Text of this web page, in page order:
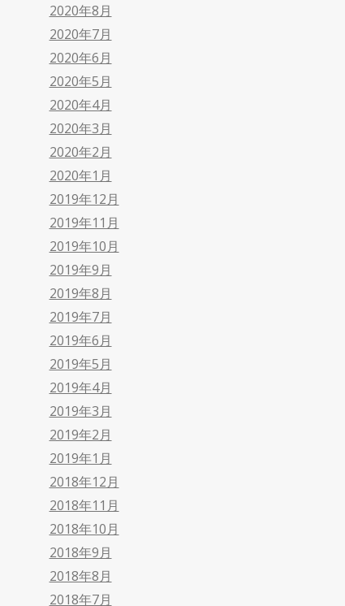
2020年8月
2020年7月
2020年6月
2020年5月
2020年4月
2020年3月
2020年2月
2020年1月
2019年12月
2019年11月
2019年10月
2019年9月
2019年8月
2019年7月
2019年6月
2019年5月
2019年4月
2019年3月
2019年2月
2019年1月
2018年12月
2018年11月
2018年10月
2018年9月
2018年8月
2018年7月